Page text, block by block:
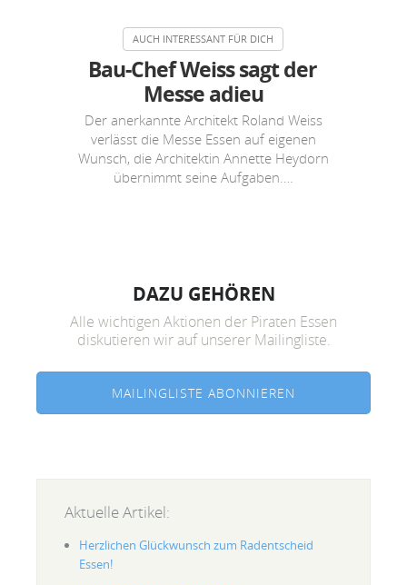
Bau-Chef Weiss sagt der
Messe adieu
Der anerkannte Architekt Roland Weiss
verlässt die Messe Essen auf eigenen
Wunsch, die Architektin Annette Heydorn
übernimmt seine Aufgaben.…
DAZU GEHÖREN
Alle wichtigen Aktionen der Piraten Essen
diskutieren wir auf unserer Mailingliste.
MAILINGLISTE ABONNIEREN
Aktuelle Artikel:
Herzlichen Glückwunsch zum Radentscheid
Essen!